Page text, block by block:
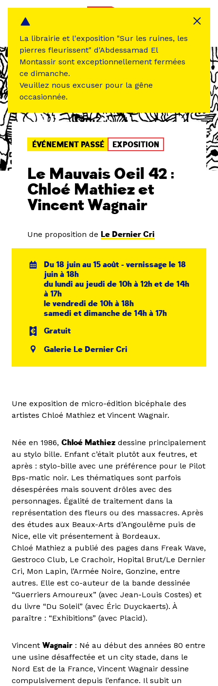
ÉVÉNEMENT PASSÉ EXPOSITION
Le Mauvais Oeil 42 :
Chloé Mathiez et
Vincent Wagnair
Une proposition de Le Dernier Cri
Du 18 juin au 15 août - vernissage le 18
juin à 18h
du lundi au jeudi de 10h à 12h et de 14h
à 17h
le vendredi de 10h à 18h
samedi et dimanche de 14h à 17h
Gratuit
Galerie Le Dernier Cri
Une exposition de micro-édition bicéphale des
artistes Chloé Mathiez et Vincent Wagnair.
Née en 1986, Chloé Mathiez dessine principalement
au stylo bille. Enfant c’était plutôt aux feutres, et
après : stylo-bille avec une préférence pour le Pilot
Bps-matic noir. Les thématiques sont parfois
désespérées mais souvent drôles avec des
personnages. Égalité de traitement dans la
représentation des fleurs ou des massacres. Après
des études aux Beaux-Arts d’Angoulême puis de
Nice, elle vit présentement à Bordeaux.
Chloé Mathiez a publié des pages dans Freak Wave,
Gestroco Club, Le Crachoir, Hopital Brut/Le Dernier
Cri, Mon Lapin, l’Armée Noire, Gonzine, entre
autres. Elle est co-auteur de la bande dessinée
“Guerriers Amoureux” (avec Jean-Louis Costes) et
du livre “Du Soleil” (avec Éric Duyckaerts). À
paraître : “Exhibitions” (avec Placid).
Vincent Wagnair : Né au début des années 80 entre
une usine désaffectée et un city stade, dans le
Nord Est de la France, Vincent Wagnair dessine
compulsivement depuis l’enfance. Il subit un
La librairie et l'exposition "Sur les ruines, les
pierres fleurissent" d'Abdessamad El
Montassir sont exceptionnellement fermées
ce dimanche.
Veuillez nous excuser pour la gêne
occasionnée.
Panneau de gestion des cookies